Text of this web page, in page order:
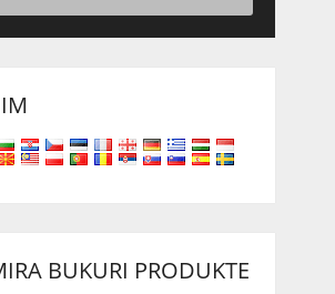
BUKURI PRODUKTE